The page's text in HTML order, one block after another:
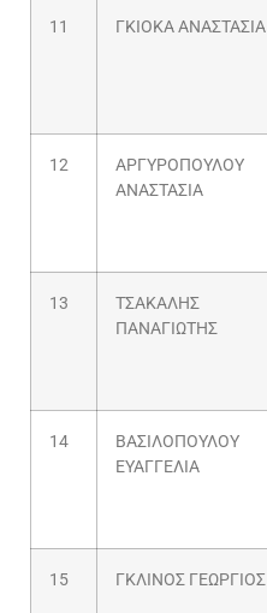
11 ΓΚΙΟΚΑ ΑΝΑΣΤΑΣΙΑ
12
ΑΡΓΥΡΟΠΟΥΛΟΥ
ΑΝΑΣΤΑΣΙΑ
13
ΤΣΑΚΑΛΗΣ
ΠΑΝΑΓΙΩΤΗΣ
14
ΒΑΣΙΛΟΠΟΥΛΟΥ
ΕΥΑΓΓΕΛΙΑ
15 ΓΚΛΙΝΟΣ ΓΕΩΡΓΙΟΣ